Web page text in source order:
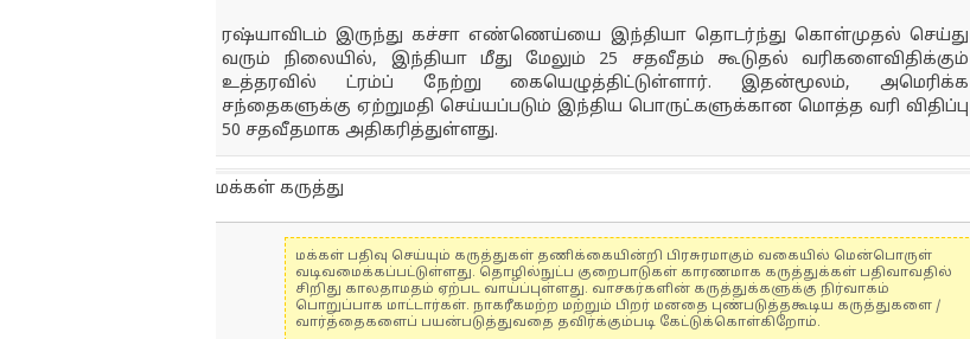
ரஷ்யாவிடம் இருந்து கச்சா எண்ணெய்யை இந்தியா தொடர்ந்து கொள்முதல் செய்து
வரும் நிலையில், இந்தியா மீது மேலும் 25 சதவீதம் கூடுதல் வரிகளைவிதிக்கும்
உத்தரவில் ட்ரம்ப் நேற்று கையெழுத்திட்டுள்ளார். இதன்மூலம், அமெரிக்க
சந்தைகளுக்கு ஏற்றுமதி செய்யப்படும் இந்திய பொருட்களுக்கான மொத்த வரி விதிப்பு
50 சதவீதமாக அதிகரித்துள்ளது.
மக்கள் கருத்து
மக்கள் பதிவு செய்யும் கருத்துகள் தணிக்கையின்றி பிரசுரமாகும் வகையில் மென்பொருள்
வடிவமைக்கப்பட்டுள்ளது. தொழில்நுட்ப குறைபாடுகள் காரணமாக கருத்துக்கள் பதிவாவதில்
சிறிது காலதாமதம் ஏற்பட வாய்ப்புள்ளது. வாசகர்களின் கருத்துக்களுக்கு நிர்வாகம்
பொறுப்பாக மாட்டார்கள். நாகரீகமற்ற மற்றும் பிறர் மனதை புண்படுத்தகூடிய கருத்துகளை /
வார்த்தைகளைப் பயன்படுத்துவதை தவிர்க்கும்படி கேட்டுக்கொள்கிறோம்.